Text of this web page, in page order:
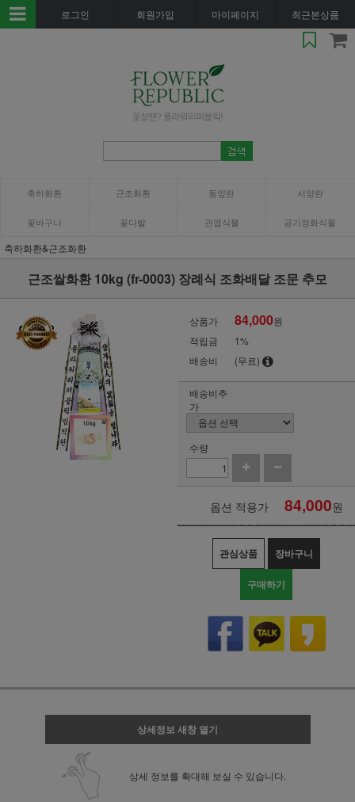
로그인 회원가입 마이페이지 최근본상품
축하화환 근조화환 동양란 서양란
꽃바구니 꽃다발 관엽식물 공기정화식물
축하화환&근조화환
근조쌀화환 10kg (fr-0003) 장례식 조화배달 조문 추모
상품가 84,000원
적립금
1%
배송비
(무료)
배송비추
가
수량
옵션 적용가 84,000원
관심상품 장바구니
구매하기
상세정보 새창 열기
상세 정보를 확대해 보실 수 있습니다.